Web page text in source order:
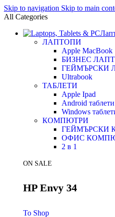
Skip to navigation Skip to main
All Categories
ЛАПТОПИ
Apple MacBook
БИЗНЕС
ГЕЙМЪРСКИ
Ultrabook
ТАБЛЕТИ
Apple Ipad
Android таблети
Windows
КОМПЮТРИ
ГЕЙМЪРСКИ
ОФИС
2 в 1
ON SALE
HP Envy 34
To Shop